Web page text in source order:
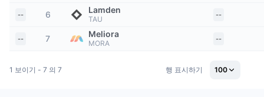
최근 상장된 종목
상승 및 하락 종목
가장 많이 방문한 종목
알트코인 시즌 지수
시장 주기 지표
비트코인 도미넌스
CMC 랩스
CMC Max
주요 뉴스
-- 6 Lamden
TAU --
-- 7 Meliora
MORA --
1 보이기 - 7 의 7 행 표시하기 100